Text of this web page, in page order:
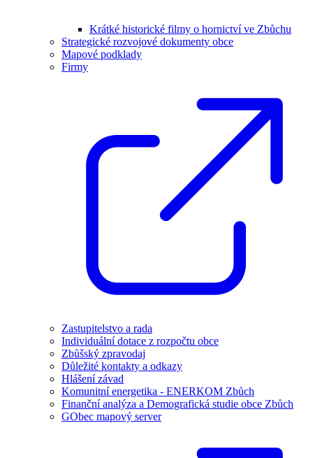
Krátké historické filmy o hornictví ve Zbůchu
Strategické rozvojové dokumenty obce
Mapové podklady
Firmy
Zastupitelstvo a rada
Individuální dotace z rozpočtu obce
Zbůšský zpravodaj
Důležité kontakty a odkazy
Hlášení závad
Komunitní energetika - ENERKOM Zbůch
Finanční analýza a Demografická studie obce Zbůch
GObec mapový server